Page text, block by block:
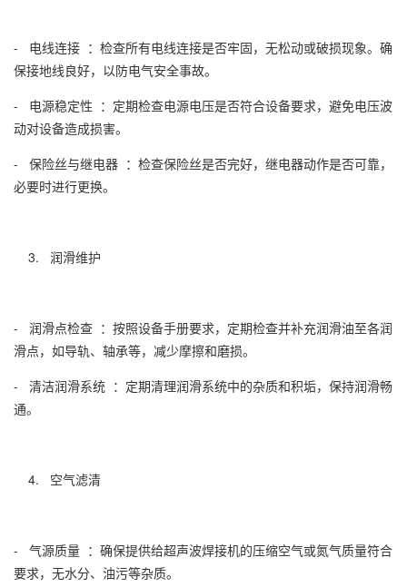
- 电线连接 ：检查所有电线连接是否牢固，无松动或破损现象。确
保接地线良好，以防电气安全事故。
- 电源稳定性 ：定期检查电源电压是否符合设备要求，避免电压波
动对设备造成损害。
- 保险丝与继电器 ：检查保险丝是否完好，继电器动作是否可靠，
必要时进行更换。
3. 润滑维护
- 润滑点检查 ：按照设备手册要求，定期检查并补充润滑油至各润
滑点，如导轨、轴承等，减少摩擦和磨损。
- 清洁润滑系统 ：定期清理润滑系统中的杂质和积垢，保持润滑畅
通。
4. 空气滤清
- 气源质量 ：确保提供给超声波焊接机的压缩空气或氮气质量符合
要求，无水分、油污等杂质。